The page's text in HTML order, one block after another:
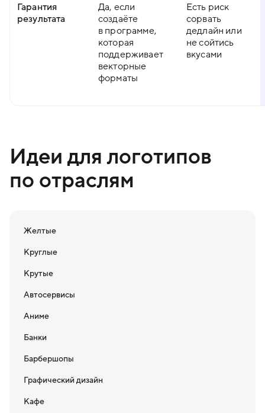
Гарантия
результата
Да, если
создаёте
в программе,
которая
поддерживает
векторные
форматы
Есть риск
сорвать
дедлайн или
не сойтись
вкусами
Идеи для логотипов
по отраслям
Желтые
Круглые
Крутые
Автосервисы
Аниме
Банки
Барбершопы
Графический дизайн
Кафе